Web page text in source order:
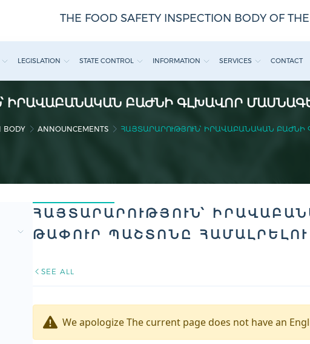
THE FOOD SAFETY INSPECTION BODY OF
LEGISLATION STATE CONTROL INFORMATION SERVICES CONTACT
ԻՐԱՎԱԲԱՆԱԿԱՆ ԲԱԺՆԻ ԳԼԽԱՎՈՐ
BODY ANNOUNCEMENTS ՀԱՅՏԱՐԱՐՈՒԹՅՈՒՆ՝ ԻՐԱՎԱԲԱՆԱԿԱՆ
ՀԱՅՏԱՐԱՐՈՒԹՅՈՒՆ՝
ԹԱՓՈՒՐ ՊԱՇՏՈՆԸ
SEE ALL
We apologize The current page does not have an